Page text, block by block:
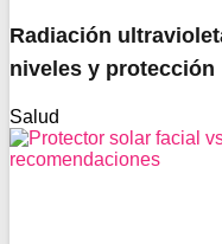
Radiación
niveles y protección
Salud